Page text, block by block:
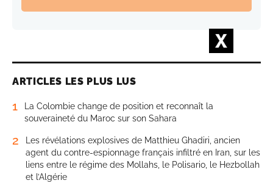
ARTICLES LES PLUS LUS
1
La Colombie change de position et reconnaît la
souveraineté du Maroc sur son Sahara
2
Les révélations explosives de Matthieu Ghadiri, ancien
agent du contre-espionnage français infiltré en Iran, sur les
liens entre le régime des Mollahs, le Polisario, le Hezbollah
et l’Algérie